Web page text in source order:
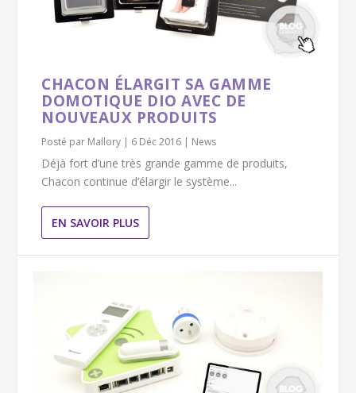
CHACON ÉLARGIT SA GAMME
DOMOTIQUE DIO AVEC DE
NOUVEAUX PRODUITS
Posté par Mallory | 6 Déc 2016 | News
Déjà fort d’une très grande gamme de produits,
Chacon continue d’élargir le système...
EN SAVOIR PLUS